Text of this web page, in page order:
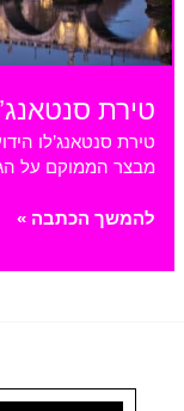
טירת
טירת סנטאנג’לו
מבצר הממוקם על
טירת
להמשך הכתבה »